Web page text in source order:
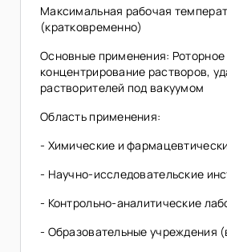
Максимальная рабочая
(кратковременно)
Основные применения: Роторное
концентрирование растворов,
растворителей под вакуумом
Область применения:
- Химические и
- Научно-исследовательские
- Контрольно-аналитические
- Образовательные учреждения